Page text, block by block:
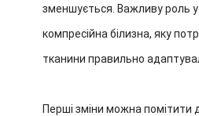
зменшується. Важливу роль у
компресійна білизна, яку
тканини правильно
Перші зміни можна помітити